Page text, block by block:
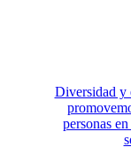
Diversidad y
personas